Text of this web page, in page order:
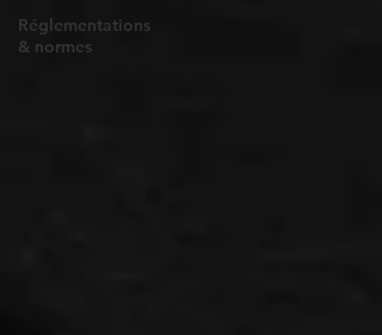
Réglementations
& normes